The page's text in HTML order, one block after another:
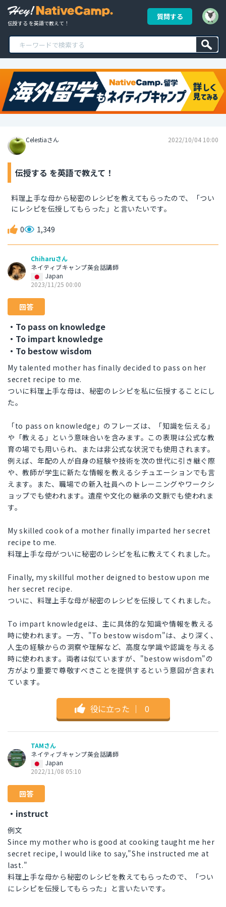
伝授する を英語で教えて！
質問する
Celestiaさん 2022/10/04 10:00
伝授する を英語で教えて！
料理上手な母から秘密のレシピを教えてもらったので、「つい
にレシピを伝授してもらった」と言いたいです。
0 1,349
Chiharuさん
ネイティブキャンプ英会話講師
Japan
2023/11/25 00:00
回答
・To pass on knowledge
・To impart knowledge
・To bestow wisdom
My talented mother has finally decided to pass on her
secret recipe to me.
ついに料理上手な母は、秘密のレシピを私に伝授することにし
た。
「to pass on knowledge」のフレーズは、「知識を伝える」
や「教える」という意味合いを含みます。この表現は公式な教
育の場でも用いられ、または非公式な状況でも使用されます。
例えば、年配の人が自身の経験や技術を次の世代に引き継ぐ際
や、教師が学生に新たな情報を教えるシチュエーションでも言
えます。また、職場での新入社員へのトレーニングやワークシ
ョップでも使われます。遺産や文化の継承の文脈でも使われま
す。
My skilled cook of a mother finally imparted her secret
recipe to me.
料理上手な母がついに秘密のレシピを私に教えてくれました。
Finally, my skillful mother deigned to bestow upon me
her secret recipe.
ついに、料理上手な母が秘密のレシピを伝授してくれました。
To impart knowledgeは、主に具体的な知識や情報を教える
時に使われます。一方、"To bestow wisdom"は、より深く、
人生の経験からの洞察や理解など、高度な学識や認識を与える
時に使われます。両者は似ていますが、"bestow wisdom"の
方がより重要で尊敬すべきことを提供するという意図が含まれ
ています。
役に立った ｜ 0
TAMさん
ネイティブキャンプ英会話講師
Japan
2022/11/08 05:10
回答
・instruct
例文
Since my mother who is good at cooking taught me her
secret recipe, I would like to say,"She instructed me at
last."
料理上手な母から秘密のレシピを教えてもらったので、「つい
にレシピを伝授してもらった」と言いたいです。